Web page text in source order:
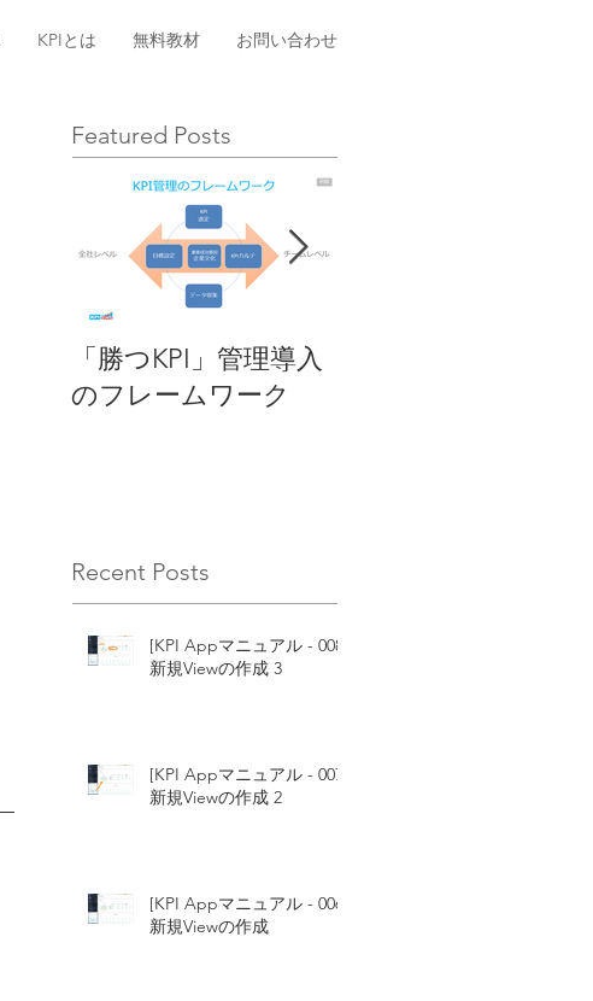
KPIとは 無料教材 お問い合わせ
Featured Posts
「勝つKPI」管理導入
のフレームワーク
Recent Posts
[KPI Appマニュアル - 008]
新規Viewの作成 3
[KPI Appマニュアル - 007]
新規Viewの作成 2
[KPI Appマニュアル - 006]
新規Viewの作成